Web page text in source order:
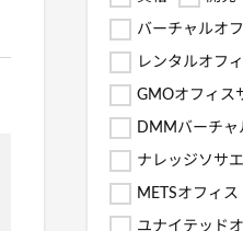
バーチャルオ
レンタルオフ
GMOオフィス
DMMバーチャ
ナレッジソサ
METSオフィス
ユナイテッド